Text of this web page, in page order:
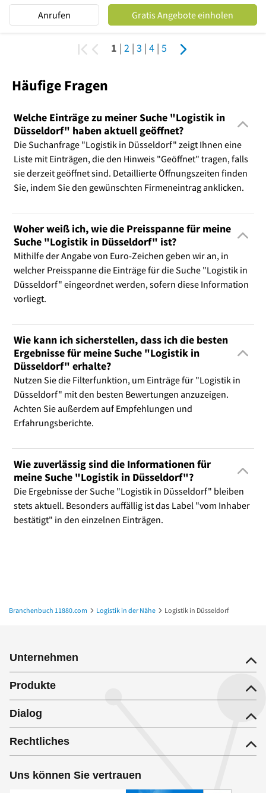
Anrufen Gratis Angebote einholen
1 | 2 | 3 | 4 | 5
Häufige Fragen
Welche Einträge zu meiner Suche "Logistik in
Düsseldorf" haben aktuell geöffnet?
Die Suchanfrage "Logistik in Düsseldorf" zeigt Ihnen eine
Liste mit Einträgen, die den Hinweis "Geöffnet" tragen, falls
sie derzeit geöffnet sind. Detaillierte Öffnungszeiten finden
Sie, indem Sie den gewünschten Firmeneintrag anklicken.
Woher weiß ich, wie die Preisspanne für meine
Suche "Logistik in Düsseldorf" ist?
Mithilfe der Angabe von Euro-Zeichen geben wir an, in
welcher Preisspanne die Einträge für die Suche "Logistik in
Düsseldorf" eingeordnet werden, sofern diese Information
vorliegt.
Wie kann ich sicherstellen, dass ich die besten
Ergebnisse für meine Suche "Logistik in
Düsseldorf" erhalte?
Nutzen Sie die Filterfunktion, um Einträge für "Logistik in
Düsseldorf" mit den besten Bewertungen anzuzeigen.
Achten Sie außerdem auf Empfehlungen und
Erfahrungsberichte.
Wie zuverlässig sind die Informationen für
meine Suche "Logistik in Düsseldorf"?
Die Ergebnisse der Suche "Logistik in Düsseldorf" bleiben
stets aktuell. Besonders auffällig ist das Label "vom Inhaber
bestätigt" in den einzelnen Einträgen.
Branchenbuch 11880.com Logistik in der Nähe Logistik in Düsseldorf
Unternehmen
Produkte
Dialog
Rechtliches
Uns können Sie vertrauen